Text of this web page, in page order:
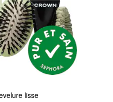
lisse